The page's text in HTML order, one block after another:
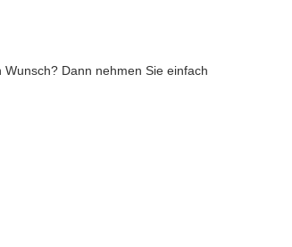
Dann nehmen Sie einfach